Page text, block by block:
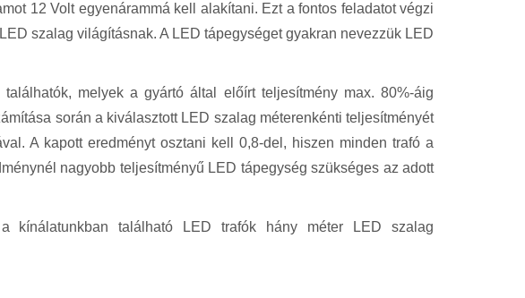
12 Volt egyenárammá kell alakítani. Ezt a fontos feladatot végzi
szalag világításnak. A LED tápegységet gyakran nevezzük LED
melyek a gyártó által előírt teljesítmény max. 80%-áig
során a kiválasztott LED szalag méterenkénti teljesítményét
A kapott eredményt osztani kell 0,8-del, hiszen minden trafó a
nagyobb teljesítményű LED tápegység szükséges az adott
kínálatunkban található LED trafók hány méter LED szalag